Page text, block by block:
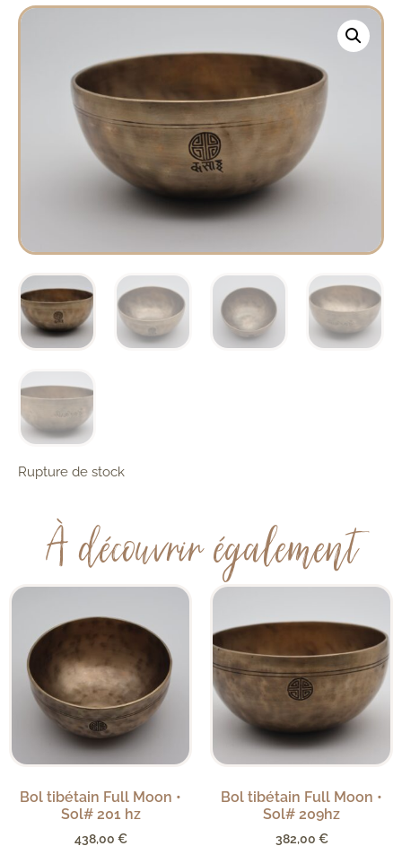
Rupture de stock
À découvrir également
Bol tibétain Full Moon •
Sol# 201 hz
438,00 €
Bol tibétain Full Moon •
Sol# 209hz
382,00 €